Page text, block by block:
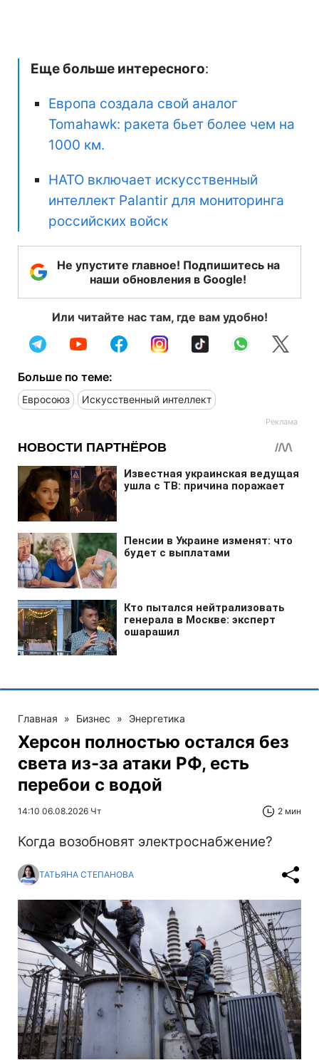
Еще больше интересного:
Европа создала свой аналог
Tomahawk: ракета бьет более чем на
1000 км.
НАТО включает искусственный
интеллект Palantir для мониторинга
российских войск
Не упустите главное! Подпишитесь на
наши обновления в Google!
Или читайте нас там, где вам удобно!
Больше по теме:
Евросоюз Искусственный интеллект
Главная » Бизнес » Энергетика
Херсон полностью остался без
света из-за атаки РФ, есть
перебои с водой
14:10 06.08.2026 Чт 2 мин
Когда возобновят электроснабжение?
ТАТЬЯНА СТЕПАНОВА